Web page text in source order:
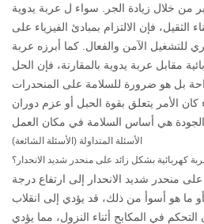
من خلال زيادة الجر. سواء ل عربة يدوية
الثقيل، فإن الالتزام بمبادئ الفيزياء على
للتشغيل الآمن والفعال. كما أبرزه عربة
مقابل عربة يدوية بالمقارنة، فإن الحل
بل هو ضرورة للسلامة على المنحدرات
الأمر يتعلق بقوة الحبل أو عزم دوران
الأسئلة المتداولة (الأسئلة الشائعة)
منحدر شديد الانحدار إلى ارتفاع درجة
ما هو أسوأ من ذلك، قد يؤدي إلى انقلاب
في المكابح أثناء النزول، مما يؤدي